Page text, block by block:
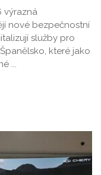
výrazná
nové bezpečnostní
služby pro
které jako
...